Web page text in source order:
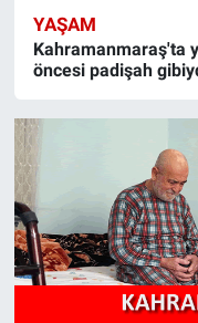
YAŞAM
Kahramanmaraş'ta
öncesi padişah